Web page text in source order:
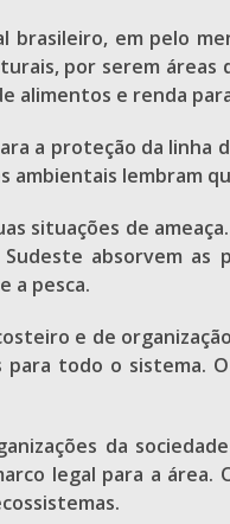
em pelo
por serem
alimentos e renda
a proteção da
lembram
situações de
absorvem
a pesca.
e de
todo o sistema.
da
legal para a